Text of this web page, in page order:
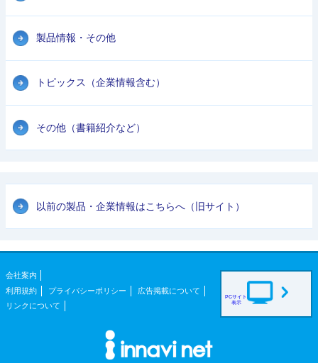
製品情報・その他
トピックス（企業情報含む）
その他（書籍紹介など）
以前の製品・企業情報はこちらへ（旧サイト）
会社案内
利用規約
プライバシーポリシー
広告掲載について
リンクについて
PCサイト
表示